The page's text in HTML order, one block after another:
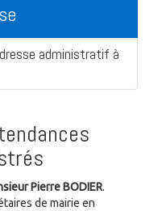
administratif à
Pierre BODIER.
de mairie en